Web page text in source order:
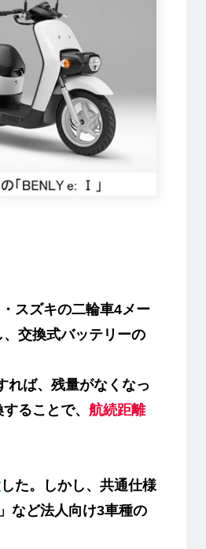
スズキの二輪車4メー
、交換式バッテリーの
ば、残量がなくなっ
ることで、 航続距離
した。しかし、共通仕様
など法人向け3車種の